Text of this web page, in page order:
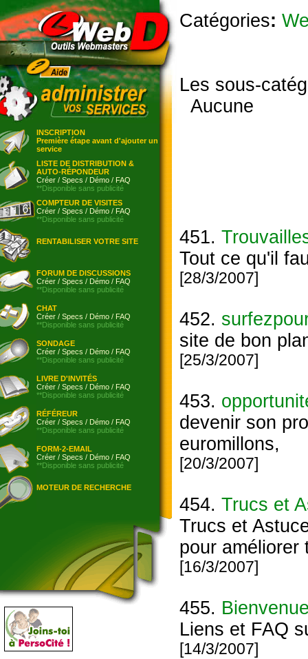
INSCRIPTION
Première étape avant d'ajouter un
service
LISTE DE DISTRIBUTION &
AUTO-RÉPONDEUR
Créer / Specs / Démo / FAQ
**Disponible sans publicité
COMPTEUR DE VISITES
Créer / Specs / Démo / FAQ
**Disponible sans publicité
RENTABILISER VOTRE SITE
FORUM DE DISCUSSIONS
Créer / Specs / Démo / FAQ
**Disponible sans publicité
CHAT
Créer / Specs / Démo / FAQ
**Disponible sans publicité
SONDAGE
Créer / Specs / Démo / FAQ
**Disponible sans publicité
LIVRE D'INVITÉS
Créer / Specs / Démo / FAQ
**Disponible sans publicité
RÉFÉREUR
Créer / Specs / Démo / FAQ
**Disponible sans publicité
FORM-2-EMAIL
Créer / Specs / Démo / FAQ
**Disponible sans publicité
MOTEUR DE RECHERCHE
Catégories:
Les sous-
Aucune
451.
Tout ce qu'il
[28/3/2007]
452.
site de bon
[25/3/2007]
453.
devenir son
euromillons,
[20/3/2007]
454. Trucs et
Trucs et
pour améliorer
[16/3/2007]
455.
Liens et FAQ
[14/3/2007]